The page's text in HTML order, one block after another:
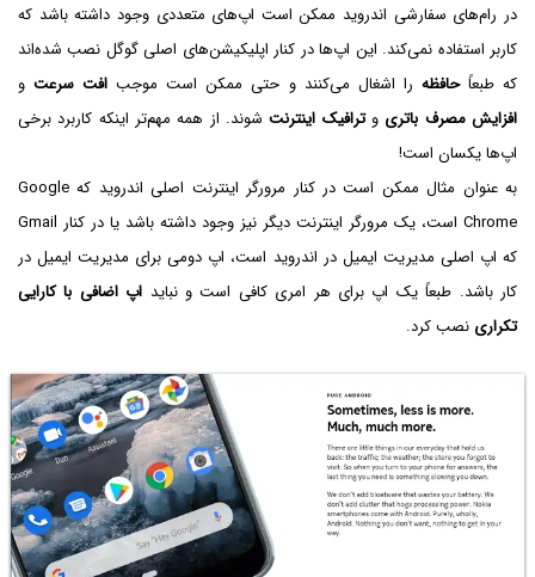
در رام‌های سفارشی اندروید ممکن است اپ‌های متعددی وجود داشته باشد که
کاربر استفاده نمی‌کند. این اپ‌ها در کنار اپلیکیشن‌های اصلی گوگل نصب شده‌اند
که طبعاًحافظه را اشغال می‌کنند و حتی ممکن است موجب افت سرعتو
افزایش مصرف باتری وترافیک اینترنتشوند. از همه مهم‌تر اینکه کاربرد برخی
اپ‌ها یکسان است!
به عنوان مثال ممکن است در کنار مرورگر اینترنت اصلی اندروید که Google
Chrome است، یک مرورگر اینترنت دیگر نیز وجود داشته باشد یا در کنار Gmail
که اپ اصلی مدیریت ایمیل در اندروید است، اپ دومی برای مدیریت ایمیل در
کار باشد. طبعاً یک اپ برای هر امری کافی است و نباید اپ اضافی با کارایی
تکراری نصب کرد.